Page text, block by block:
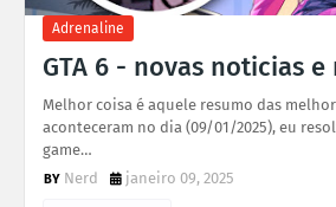
Adrenaline
GTA 6 - novas noticias e
Melhor coisa é aquele resumo das
aconteceram no dia (09/01/2025), eu
game…
Nerd
janeiro 09, 2025